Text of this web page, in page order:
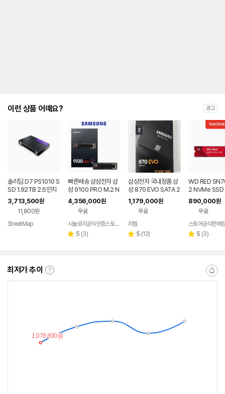
이런 상품 어때요? 광고
솔리딤 D7 PS1010 S
SD 1.92TB 2.5인치
PCIe 5.0 실버
3,713,500원
11,800원
StreetMap
빠른배송 삼성전자 삼
성 9100 PRO M.2 N
VMe SSD 8TB
4,356,000원
무료
시놀로지공식인증스토리지케이
별 5 리
(3)
삼성전자 국내정품 삼
성 870 EVO SATA 2
TB
1,179,000원
무료
페이
리템
별 5 리
(12)
WD RED
2 NVMe
(대원씨티에스
890,000원
무료
스토어공식판매
별 5 리
(3)
최저가 추이
최
알